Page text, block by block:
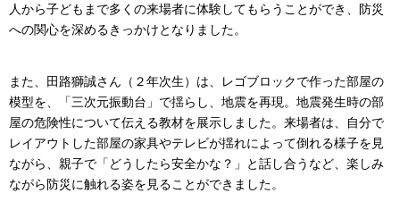
人から子どもまで多くの来場者に体験してもらうことができ、防災
への関心を深めるきっかけとなりました。
また、田路獅誠さん（２年次生）は、レゴブロックで作った部屋の
模型を、「三次元振動台」で揺らし、地震を再現。地震発生時の部
屋の危険性について伝える教材を展示しました。来場者は、自分で
レイアウトした部屋の家具やテレビが揺れによって倒れる様子を見
ながら、親子で「どうしたら安全かな？」と話し合うなど、楽しみ
ながら防災に触れる姿を見ることができました。